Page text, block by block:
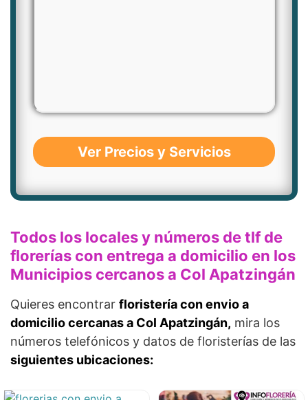
Ver Precios y Servicios
Todos los locales y números de tlf de
florerías con entrega a domicilio en los
Municipios cercanos a Col Apatzingán
Quieres encontrar floristería con envio a
domicilio cercanas a Col Apatzingán, mira los
números telefónicos y datos de floristerías de las
siguientes ubicaciones: